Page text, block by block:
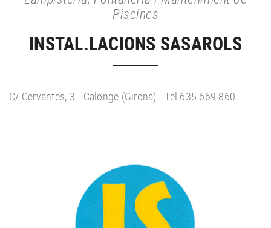
Piscines
INSTAL.LACIONS SASAROLS
C/ Cervantes, 3 - Calonge (Girona) - Tel 635 669 860